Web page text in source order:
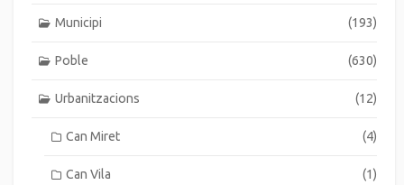
Municipi (193)
Poble (630)
Urbanitzacions (12)
Can Miret (4)
Can Vila (1)